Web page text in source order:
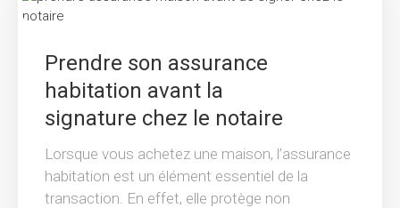
Prendre son assurance
habitation avant la
signature chez le notaire
Lorsque vous achetez une maison, l’assurance
habitation est un élément essentiel de la
transaction. En effet, elle protège non